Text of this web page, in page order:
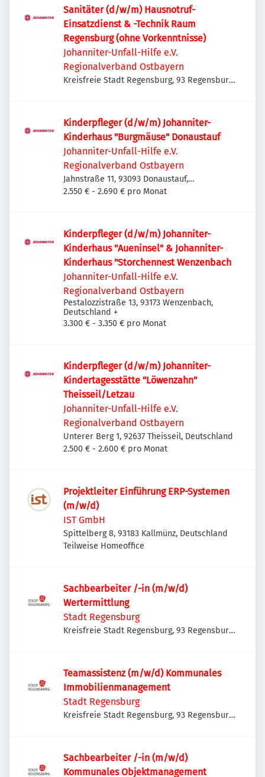
Sanitäter (d/w/m) Hausnotruf-
Einsatzdienst & -Technik Raum
Regensburg (ohne Vorkenntnisse)
Johanniter-Unfall-Hilfe e.V.
Regionalverband Ostbayern
Kreisfreie Stadt Regensburg, 93 Regensburg,
Kinderpfleger (d/w/m) Johanniter-
Kinderhaus "Burgmäuse" Donaustauf
Johanniter-Unfall-Hilfe e.V.
Regionalverband Ostbayern
Jahnstraße 11, 93093 Donaustauf,
Deutschland
2.550 € - 2.690 € pro Monat
Kinderpfleger (d/w/m) Johanniter-
Kinderhaus "Aueninsel" & Johanniter-
Kinderhaus "Storchennest Wenzenbach
Johanniter-Unfall-Hilfe e.V.
Regionalverband Ostbayern
Pestalozzistraße 13, 93173 Wenzenbach,
Deutschland +
3.300 € - 3.350 € pro Monat
Kinderpfleger (d/w/m) Johanniter-
Kindertagesstätte "Löwenzahn"
Theisseil/Letzau
Johanniter-Unfall-Hilfe e.V.
Regionalverband Ostbayern
Unterer Berg 1, 92637 Theisseil, Deutschland
2.500 € - 2.600 € pro Monat
Projektleiter Einführung ERP-Systemen
(m/w/d)
IST GmbH
Spittelberg 8, 93183 Kallmünz, Deutschland
Teilweise Homeoffice
Sachbearbeiter /-in (m/w/d)
Wertermittlung
Stadt Regensburg
Kreisfreie Stadt Regensburg, 93 Regensburg,
Teamassistenz (m/w/d) Kommunales
Immobilienmanagement
Stadt Regensburg
Kreisfreie Stadt Regensburg, 93 Regensburg,
Sachbearbeiter /-in (m/w/d)
Kommunales Objektmanagement